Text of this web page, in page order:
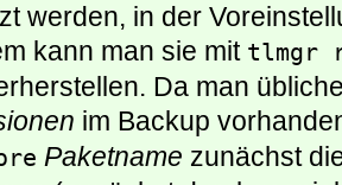
werden, in der
kann man sie mit tlmgr
Da man
im Backup
Paketname zunächst